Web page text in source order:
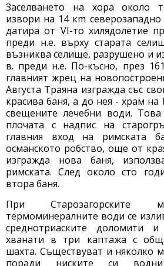
Заселването на хора около
извори на 14 кm северозападно
датира от VI-то хилядолетие
преди н.е. върху старата
възниква селище, разрушено и
в. преди н.е. По-късно, през
главният жрец на
Августа Траяна изгражда със
красива баня, а до нея - храм
свещените лечебни води. Това
плочата с надпис на
главния вход на римската
османското робство, още от
изгражда нова баня,
римската. След около сто
втора баня.
При Старозагорските
термоминералните води се
среднотриаските доломити
хванати в три каптажа с
шахта. Съществуват и няколко
поради ниските си